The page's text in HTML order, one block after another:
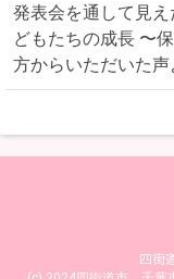
発表会を通して見え
どもたちの成長 〜
方からいただいた声
四街